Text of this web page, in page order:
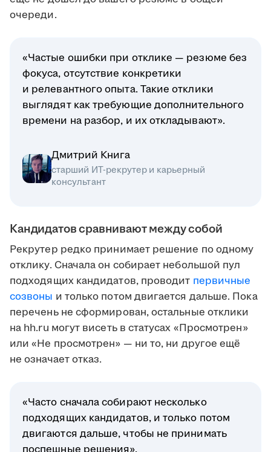
очереди.
«Частые ошибки при отклике — резюме без
фокуса, отсутствие конкретики
и релевантного опыта. Такие отклики
выглядят как требующие дополнительного
времени на разбор, и их откладывают».
Дмитрий Книга
старший ИТ-рекрутер и карьерный
консультант
Кандидатов сравнивают между собой
Рекрутер редко принимает решение по одному
отклику. Сначала он собирает небольшой пул
подходящих кандидатов, проводит первичные
созвоны и только потом двигается дальше. Пока
перечень не сформирован, остальные отклики
на hh.ru могут висеть в статусах «Просмотрен»
или «Не просмотрен» — ни то, ни другое ещё
не означает отказ.
«Часто сначала собирают несколько
подходящих кандидатов, и только потом
двигаются дальше, чтобы не принимать